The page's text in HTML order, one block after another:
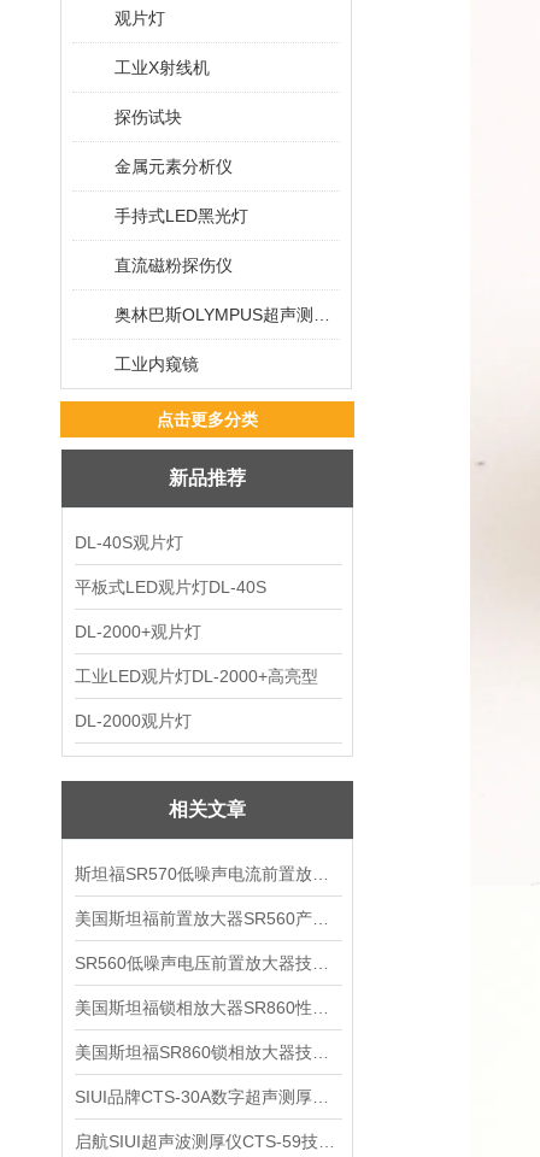
观片灯
工业X射线机
探伤试块
金属元素分析仪
手持式LED黑光灯
直流磁粉探伤仪
工业内窥镜
点击更多分类
新品推荐
DL-40S观片灯
平板式LED观片灯DL-40S
DL-2000+观片灯
工业LED观片灯DL-2000+高亮型
DL-2000观片灯
相关文章